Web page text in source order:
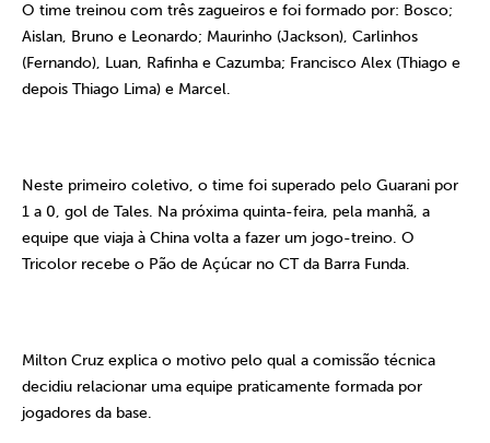
O time treinou com três zagueiros e foi formado por: Bosco;
Aislan, Bruno e Leonardo; Maurinho (Jackson), Carlinhos
(Fernando), Luan, Rafinha e Cazumba; Francisco Alex (Thiago e
depois Thiago Lima) e Marcel.
Neste primeiro coletivo, o time foi superado pelo Guarani por
1 a 0, gol de Tales. Na próxima quinta-feira, pela manhã, a
equipe que viaja à China volta a fazer um jogo-treino. O
Tricolor recebe o Pão de Açúcar no CT da Barra Funda.
Milton Cruz explica o motivo pelo qual a comissão técnica
decidiu relacionar uma equipe praticamente formada por
jogadores da base.